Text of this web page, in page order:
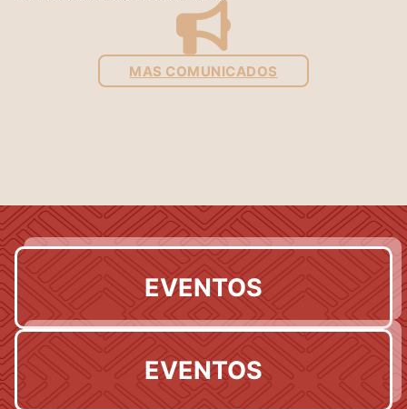
MAS COMUNICADOS
EVENTOS
EVENTOS